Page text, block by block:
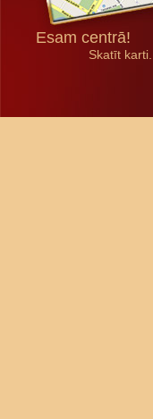
Esam centrā!
Skatīt karti...